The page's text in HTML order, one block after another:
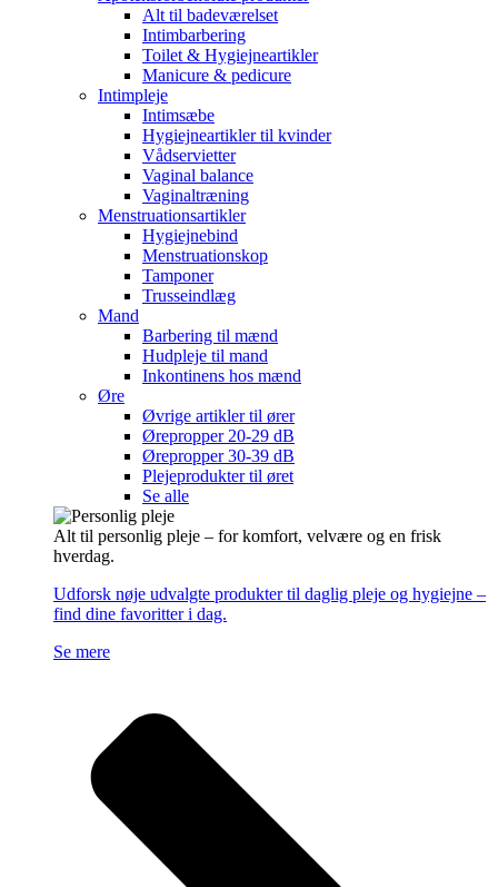
Alt til badeværelset
Intimbarbering
Toilet & Hygiejneartikler
Manicure & pedicure
Intimpleje
Intimsæbe
Hygiejneartikler til kvinder
Vådservietter
Vaginal balance
Vaginaltræning
Menstruationsartikler
Hygiejnebind
Menstruationskop
Tamponer
Trusseindlæg
Mand
Barbering til mænd
Hudpleje til mand
Inkontinens hos mænd
Øre
Øvrige artikler til ører
Ørepropper 20-29 dB
Ørepropper 30-39 dB
Plejeprodukter til øret
Se alle
Alt til personlig pleje – for komfort, velvære og en frisk
hverdag.
Udforsk nøje udvalgte produkter til daglig pleje og hygiejne –
find dine favoritter i dag.
Se mere